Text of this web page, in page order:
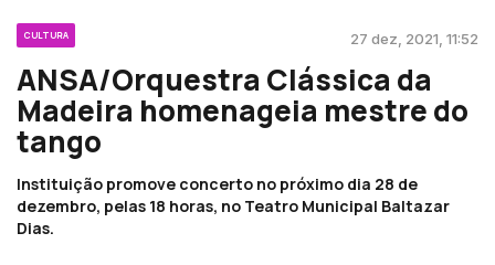
CULTURA 27 dez, 2021, 11:52
ANSA/Orquestra Clássica da
Madeira homenageia mestre do
tango
Instituição promove concerto no próximo dia 28 de
dezembro, pelas 18 horas, no Teatro Municipal Baltazar
Dias.